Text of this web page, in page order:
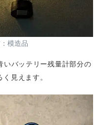
模造品
いバッテリー残量計部分の
見えます。